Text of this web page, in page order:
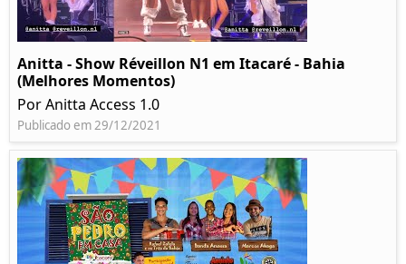
Anitta - Show Réveillon N1 em Itacaré - Bahia
(Melhores Momentos)
Por Anitta Access 1.0
Publicado em 29/12/2021